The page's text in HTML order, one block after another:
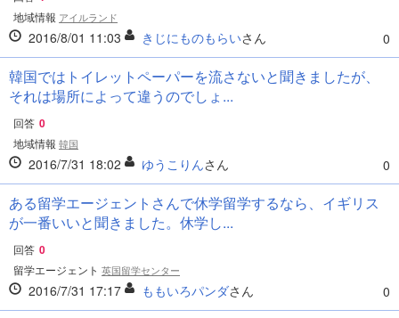
地域情報 アイルランド
2016/8/01 11:03 きじにものもらいさん 0
韓国ではトイレットペーパーを流さないと聞きましたが、
それは場所によって違うのでしょ...
回答 0
地域情報 韓国
2016/7/31 18:02 ゆうこりんさん 0
ある留学エージェントさんで休学留学するなら、イギリス
が一番いいと聞きました。休学し...
回答 0
留学エージェント 英国留学センター
2016/7/31 17:17 ももいろパンダさん 0